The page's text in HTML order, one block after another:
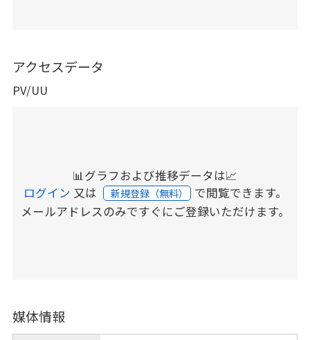
アクセスデータ
PV/UU
📊グラフおよび推移データは📈
ログイン 又は 新規登録（無料） で閲覧できます。
メールアドレスのみですぐにご登録いただけます。
媒体情報